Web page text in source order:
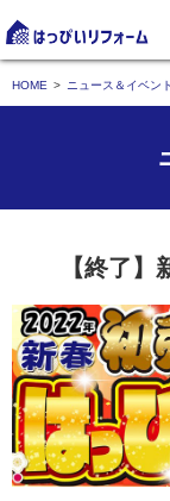
HOME ニュース＆イベント
【終了